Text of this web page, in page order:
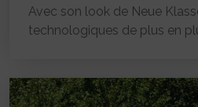
Avec son look de Neue
technologiques de plus en